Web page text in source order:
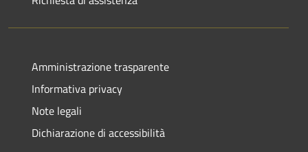
Amministrazione trasparente
Informativa privacy
Note legali
Dichiarazione di accessibilità